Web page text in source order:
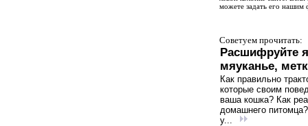
можете задать его
Советуем прочитать:
Расшифруйте
мяуканье,
Как правильно
которые своим
ваша кошка? Как
домашнего
у...